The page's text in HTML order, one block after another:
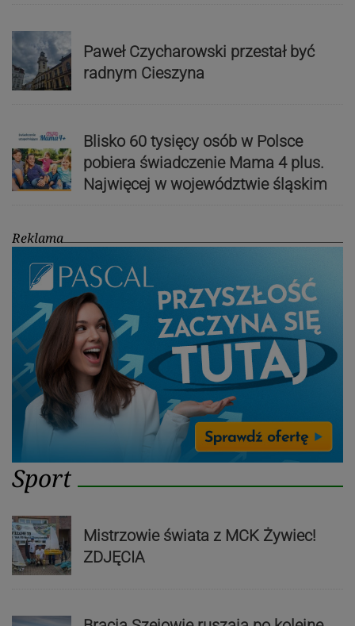
Paweł Czycharowski przestał być
radnym Cieszyna
Blisko 60 tysięcy osób w Polsce
pobiera świadczenie Mama 4 plus.
Najwięcej w województwie śląskim
Reklama
Sport
Mistrzowie świata z MCK Żywiec!
ZDJĘCIA